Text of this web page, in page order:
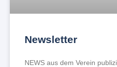
Newsletter
NEWS aus dem Verein